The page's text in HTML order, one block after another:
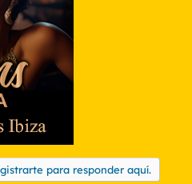
para responder aquí.